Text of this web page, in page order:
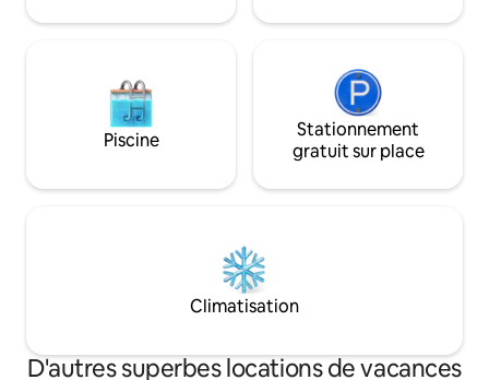
bibliothèque Obama, au Millennium Park,
Piscine
Stationnement
gratuit sur place
Climatisation
D'autres superbes locations de vacances